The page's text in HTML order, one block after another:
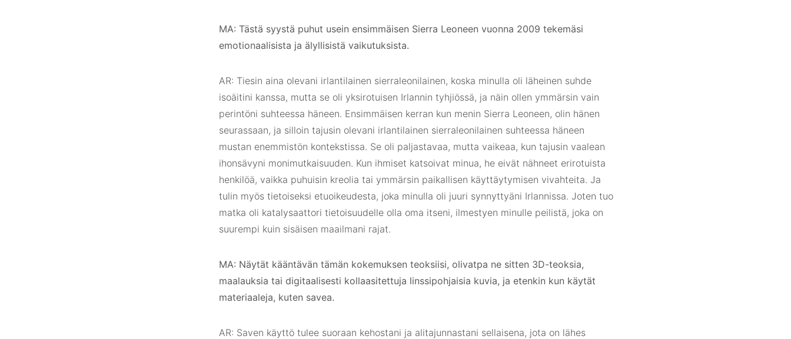
MA: Tästä syystä puhut usein ensimmäisen Sierra Leoneen vuonna 2009 tekemäsi
emotionaalisista ja älyllisistä vaikutuksista.
AR: Tiesin aina olevani irlantilainen sierraleonilainen, koska minulla oli läheinen suhde
isoäitini kanssa, mutta se oli yksirotuisen Irlannin tyhjiössä, ja näin ollen ymmärsin vain
perintöni suhteessa häneen. Ensimmäisen kerran kun menin Sierra Leoneen, olin hänen
seurassaan, ja silloin tajusin olevani irlantilainen sierraleonilainen suhteessa häneen
mustan enemmistön kontekstissa. Se oli paljastavaa, mutta vaikeaa, kun tajusin vaalean
ihonsävyni monimutkaisuuden. Kun ihmiset katsoivat minua, he eivät nähneet erirotuista
henkilöä, vaikka puhuisin kreolia tai ymmärsin paikallisen käyttäytymisen vivahteita. Ja
tulin myös tietoiseksi etuoikeudesta, joka minulla oli juuri synnyttyäni Irlannissa. Joten tuo
matka oli katalysaattori tietoisuudelle olla oma itseni, ilmestyen minulle peilistä, joka on
suurempi kuin sisäisen maailmani rajat.
MA: Näytät kääntävän tämän kokemuksen teoksiisi, olivatpa ne sitten 3D-teoksia,
maalauksia tai digitaalisesti kollaasitettuja linssipohjaisia ​​kuvia, ja etenkin kun käytät
materiaaleja, kuten savea.
AR: Saven käyttö tulee suoraan kehostani ja alitajunnastani sellaisena, jota on lähes